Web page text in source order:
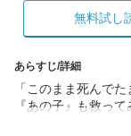
無料試し
あらすじ/詳細
「このまま死んで
『あの子』も救っ